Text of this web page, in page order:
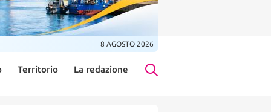
8 AGOSTO 2026
Territorio La redazione